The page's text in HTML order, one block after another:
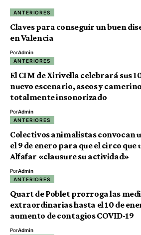
ANTERIORES
Claves para conseguir un buen
en Valencia
PorAdmin
ANTERIORES
El CIM de Xirivella celebrará sus
nuevo escenario, aseos y
totalmente insonorizado
PorAdmin
ANTERIORES
Colectivos animalistas convocan
el 9 de enero para que el circo que
Alfafar «clausure su actividad»
PorAdmin
ANTERIORES
Quart de Poblet prorroga las
extraordinarias hasta el 10 de
aumento de contagios COVID-19
PorAdmin